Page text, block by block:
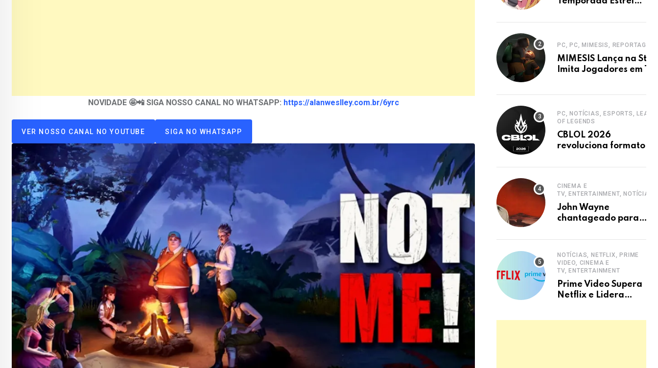
NOVIDADE 🤩📲 SIGA NOSSO CANAL NO WHATSAPP: https://alanweslley.com.br/6yrc
VER NOSSO CANAL NO YOUTUBE SIGA NO WHATSAPP
PC, PC, MIMESIS,
MIMESIS Lança na
Imita Jogadores em
PC, NOTÍCIAS, ESPORTS,
OF LEGENDS
CBLOL 2026
revoluciona formato
retorno de tinowns
CINEMA E
TV, ENTERTAINMENT, NOTÍCIAS
John Wayne
chantageado para
clássico de John Ford
NOTÍCIAS, NETFLIX, PRIME
VIDEO, CINEMA E
TV, ENTERTAINMENT
Prime Video Supera
Netflix e Lidera